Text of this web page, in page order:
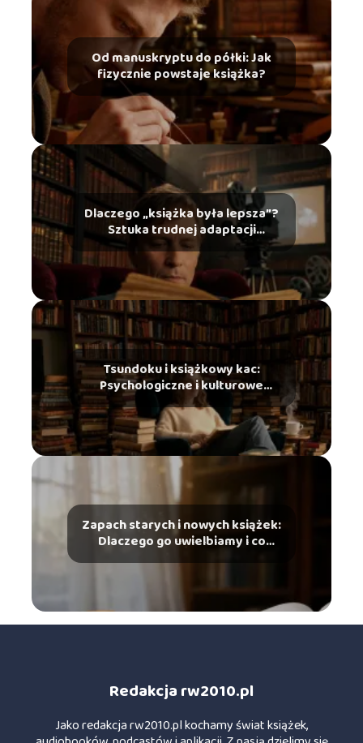
Od manuskryptu do półki: Jak
fizycznie powstaje książka?
Dlaczego „książka była lepsza”?
Sztuka trudnej adaptacji
literackiej na ekran
Tsundoku i książkowy kac:
Psychologiczne i kulturowe
zjawiska ze świata czytelników
Zapach starych i nowych książek:
Dlaczego go uwielbiamy i co
mówi o tym chemia?
Redakcja rw2010.pl
Jako redakcja rw2010.pl kochamy świat książek,